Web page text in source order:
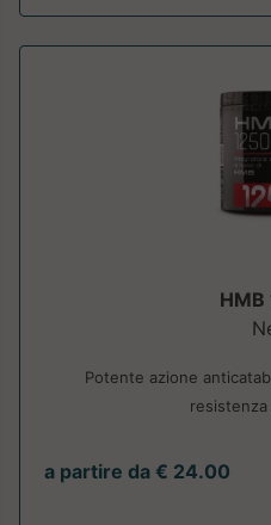
HMB
Potente azione
a partire da € 24.00